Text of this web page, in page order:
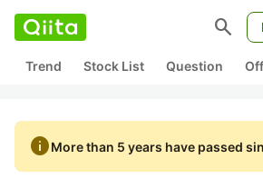
search
Trend Stock List Question
infoMore than 5 years have passed